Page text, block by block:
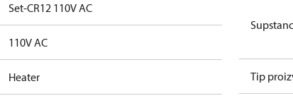
Set-CR12 110V AC
110V AC
Heater Tip